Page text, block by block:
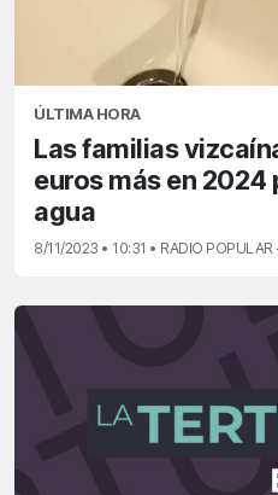
ÚLTIMA HORA
Las familias
euros más en 2024
agua
8/11/2023 • 10:31 • RADIO POPULAR